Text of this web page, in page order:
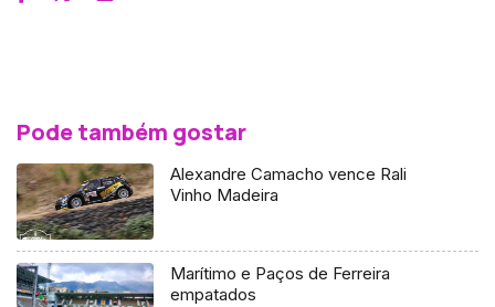
Pode também gostar
Alexandre Camacho vence Rali
Vinho Madeira
Marítimo e Paços de Ferreira
empatados